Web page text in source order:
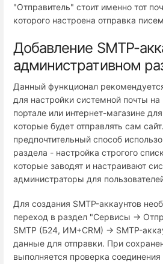
"Отправитель" стоит именно тот
которого настроена отправка
Добавление SMTP-
административном
Данный функционал
для настройки системной почты
портале или интернет-магазине
которые будет отправлять сам
предпочтительный способ
раздела - настройка строгого
которые заводят и настраивают
администраторы для
Для создания SMTP-аккаунтов
переход в раздел "Сервисы →
SMTP (Б24, ИМ+СRM) → SMTP-
данные для отправки. При
выполняется проверка соединения